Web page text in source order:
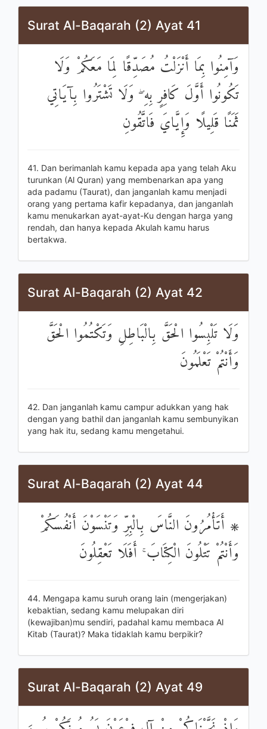
Surat Al-Baqarah (2) Ayat 41
وَآمِنُوا بِمَا أَنْزَلْتُ مُصَدِّقًا لِمَا مَعَكُمْ وَلَا
تَكُونُوا أَوَّلَ كَافِرٍ بِهِ ۖ وَلَا تَشْتَرُوا بِآيَاتِي
ثَمَنًا قَلِيلًا وَإِيَّايَ فَاتَّقُونِ
41. Dan berimanlah kamu kepada apa yang telah Aku
turunkan (Al Quran) yang membenarkan apa yang
ada padamu (Taurat), dan janganlah kamu menjadi
orang yang pertama kafir kepadanya, dan janganlah
kamu menukarkan ayat-ayat-Ku dengan harga yang
rendah, dan hanya kepada Akulah kamu harus
bertakwa.
Surat Al-Baqarah (2) Ayat 42
وَلَا تَلْبِسُوا الْحَقَّ بِالْبَاطِلِ وَتَكْتُمُوا الْحَقَّ
وَأَنْتُمْ تَعْلَمُونَ
42. Dan janganlah kamu campur adukkan yang hak
dengan yang bathil dan janganlah kamu sembunyikan
yang hak itu, sedang kamu mengetahui.
Surat Al-Baqarah (2) Ayat 44
۞ أَتَأْمُرُونَ النَّاسَ بِالْبِرِّ وَتَنْسَوْنَ أَنْفُسَكُمْ
وَأَنْتُمْ تَتْلُونَ الْكِتَابَ ۚ أَفَلَا تَعْقِلُونَ
44. Mengapa kamu suruh orang lain (mengerjakan)
kebaktian, sedang kamu melupakan diri
(kewajiban)mu sendiri, padahal kamu membaca Al
Kitab (Taurat)? Maka tidaklah kamu berpikir?
Surat Al-Baqarah (2) Ayat 49